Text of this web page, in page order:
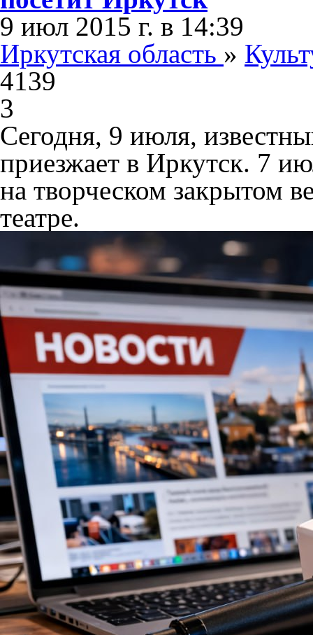
9 июл 2015 г. в 14:39
Иркутская область »
4139
3
Сегодня, 9 июля,
приезжает в Иркутск. 7
на творческом закрытом
театре.